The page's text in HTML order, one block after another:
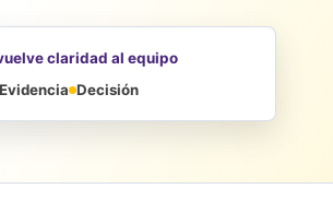
claridad al equipo
Evidencia Decisión